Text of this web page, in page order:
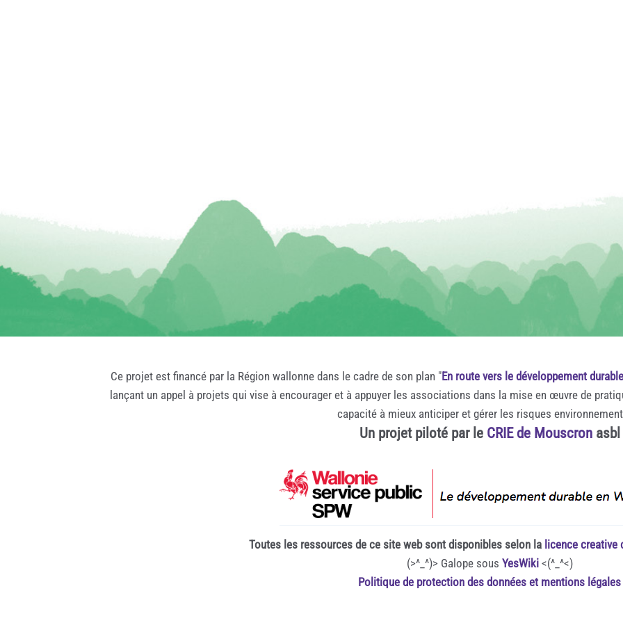
Ce projet est financé par la Région wallonne dans le cadre de son plan "En route vers le développement durable
lançant un appel à projets qui vise à encourager et à appuyer les associations dans la mise en œuvre de
capacité à mieux anticiper et gérer les risques
Un projet piloté par le CRIE de Mouscronasbl
Toutes les ressources de ce site web sont disponibles selon la licence creative
(>^_^)> Galope sous YesWiki<(^_^<)
Politique de protection des données et mentions légales